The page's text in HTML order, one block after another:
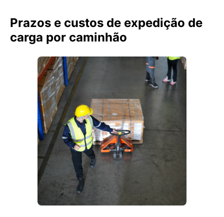
Prazos e custos de expedição de
carga por caminhão